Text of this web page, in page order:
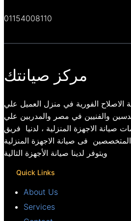
01154008110
مركز صيانتك
الاصلاح الفورية في منزل العميل علي
والفنيين في مصر والمدربين علي
صيانة الاجهزة المنزلية ، لدنيا فريق
فى صيانة الاجهزة المنزلية
ويتوفر لدينا صيانة الأجهزة التالية
Quick Links
About Us
Services